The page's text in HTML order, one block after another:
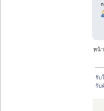
หน้
รับ
รับ